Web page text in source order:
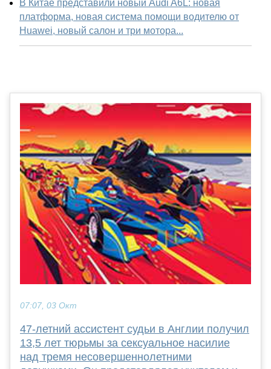
В Китае представили новый Audi A6L: новая
платформа, новая система помощи водителю от
Huawei, новый салон и три мотора...
07:07, 03 Окт
47-летний ассистент судьи в Англии получил
13,5 лет тюрьмы за сексуальное насилие
над тремя несовершеннолетними